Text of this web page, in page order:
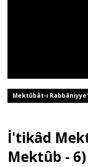
Mektûbât-ı
İ'tikâd
Mektûb -